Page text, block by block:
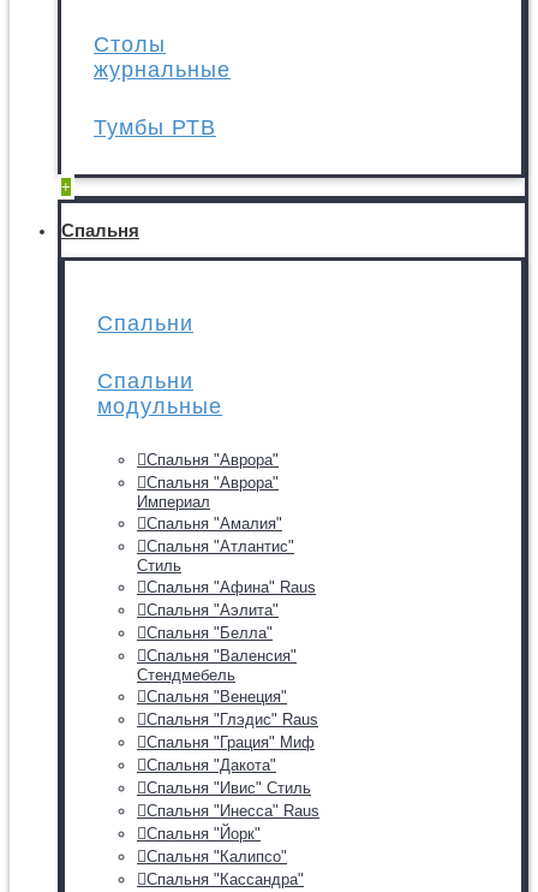
Столы
журнальные
Тумбы РТВ
+
Спальня
Спальни
Спальни
модульные
Спальня "Аврора"
Спальня "Аврора"
Империал
Спальня "Амалия"
Спальня "Атлантис"
Стиль
Спальня "Афина" Raus
Спальня "Аэлита"
Спальня "Белла"
Спальня "Валенсия"
Стендмебель
Спальня "Венеция"
Спальня "Глэдис" Raus
Спальня "Грация" Миф
Спальня "Дакота"
Спальня "Ивис" Стиль
Спальня "Инесса" Raus
Спальня "Йорк"
Спальня "Калипсо"
Спальня "Кассандра"